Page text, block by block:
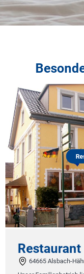
64665 Alsbach-